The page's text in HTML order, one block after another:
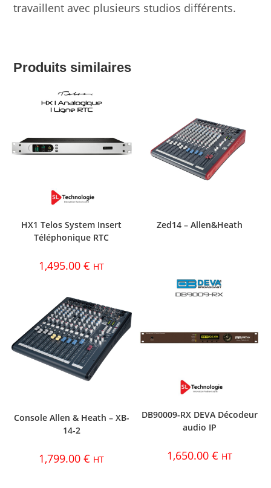
travaillent avec plusieurs studios différents.
Produits similaires
HX1 Telos System Insert
Téléphonique RTC
1,495.00€ HT
Zed14 – Allen&Heath
Console Allen & Heath – XB-
14-2
1,799.00€ HT
DB90009-RX DEVA Décodeur
audio IP
1,650.00 € HT